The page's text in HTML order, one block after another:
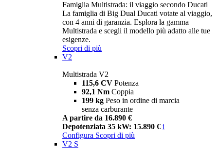
Famiglia Multistrada: il viaggio secondo Ducati
La famiglia di Big Dual Ducati votate al viaggio,
con 4 anni di garanzia. Esplora la gamma
Multistrada e scegli il modello più adatto alle tue
esigenze.
Scopri di più
V2
Multistrada V2
115,6 CV Potenza
92,1 Nm Coppia
199 kg Peso in ordine di marcia
senza carburante
A partire da 16.890 €
Depotenziata 35 kW: 15.890 € i
Configura Scopri di più
V2 S